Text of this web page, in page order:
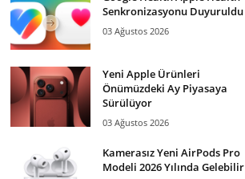
Senkronizasyonu Duyuruldu
03 Ağustos 2026
Yeni Apple Ürünleri
Önümüzdeki Ay Piyasaya
Sürülüyor
03 Ağustos 2026
Kamerasız Yeni AirPods Pro
Modeli 2026 Yılında Gelebilir